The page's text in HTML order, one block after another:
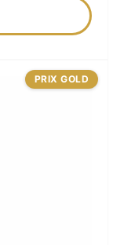
PRIX GOLD